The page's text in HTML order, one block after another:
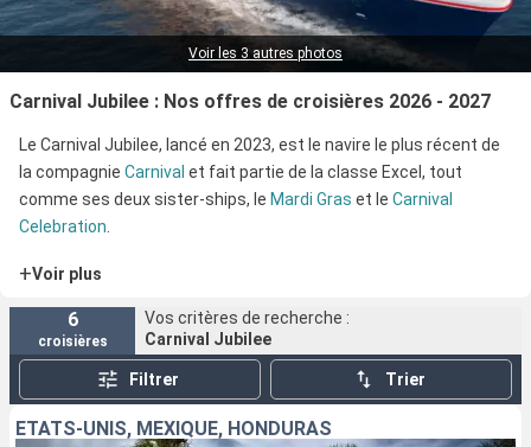
Carnival Jubilee : Nos offres de croisières 2026 - 2027
Le Carnival Jubilee, lancé en 2023, est le navire le plus récent de
la compagnie Carnival et fait partie de la classe Excel, tout
comme ses deux sister-ships, le Mardi Gras et le Carnival
Celebration
+Voir plus
Voir les 3 autres photos
6
croisières
Vos critères de recherche :
Carnival Jubilee
Filtrer Trier
ÉTATS-UNIS, MEXIQUE, HONDURAS